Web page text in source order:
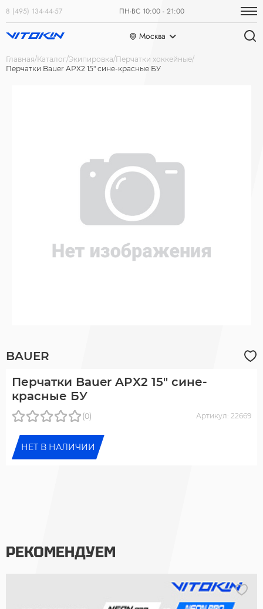
8 (495) 134-44-57 ПН-ВС 10:00 - 21:00
Москва
Главная Каталог Экипировка Перчатки хоккейные
Перчатки Bauer APX2 15" сине-красные БУ
BAUER
Перчатки Bauer APX2 15" сине-
красные БУ
(0) Артикул: 22669
НЕТ В НАЛИЧИИ
РЕКОМЕНДУЕМ